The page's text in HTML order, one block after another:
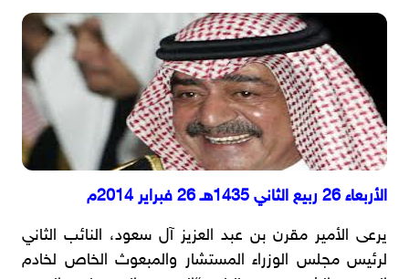
الأربعاء 26 ربيع الثاني 1435هـ 26 فبراير 2014م
يرعى الأمير مقرن بن عبد العزيز آل سعود، النائب الثاني
لرئيس مجلس الوزراء المستشار والمبعوث الخاص لخادم